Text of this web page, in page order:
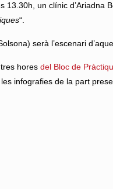
un clínic d’Ariadna
“.
serà l’escenari
tres horesdel Bloc de
infografies de la part